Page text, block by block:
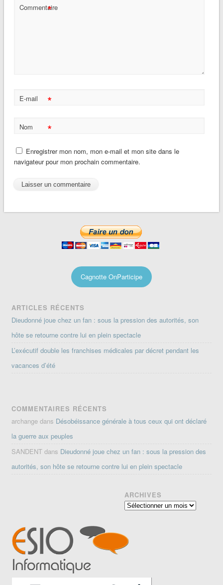
Commentaire
*
E-mail *
Nom *
Enregistrer mon nom, mon e-mail et mon site dans le
navigateur pour mon prochain commentaire.
Cagnotte OnParticipe
ARTICLES RÉCENTS
Dieudonné joue chez un fan : sous la pression des autorités, son
hôte se retourne contre lui en plein spectacle
L’exécutif double les franchises médicales par décret pendant les
vacances d’été
COMMENTAIRES RÉCENTS
archange dans Désobéissance générale à tous ceux qui ont déclaré
la guerre aux peuples
SANDENT dans Dieudonné joue chez un fan : sous la pression des
autorités, son hôte se retourne contre lui en plein spectacle
ARCHIVES
Archives